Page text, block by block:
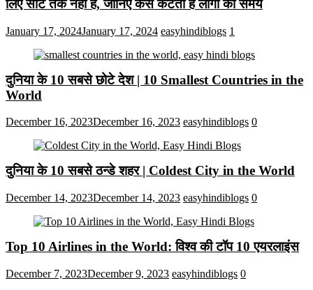
लिए सीट तक ​​नहीं हैं, जानिए कैसे कटता है लोगो का समय
January 17, 2024January 17, 2024 easyhindiblogs 1
दुनिया के 10 सबसे छोटे देश | 10 Smallest Countries in the
World
December 16, 2023December 16, 2023 easyhindiblogs 0
दुनिया के 10 सबसे ठन्डे शहर | Coldest City in the World
December 14, 2023December 14, 2023 easyhindiblogs 0
Top 10 Airlines in the World: विश्व की टॉप 10 एयरलाइंस
December 7, 2023December 9, 2023 easyhindiblogs 0